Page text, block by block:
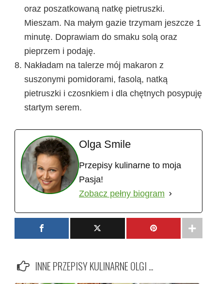
oraz poszatkowaną natkę pietruszki.
Mieszam. Na małym gazie trzymam jeszcze 1
minutę. Doprawiam do smaku solą oraz
pieprzem i podaję.
Nakładam na talerze mój makaron z
suszonymi pomidorami, fasolą, natką
pietruszki i czosnkiem i dla chętnych posypuję
startym serem.
Olga Smile
Przepisy kulinarne to moja
Pasja!
Zobacz pełny biogram
INNE PRZEPISY KULINARNE OLGI ...